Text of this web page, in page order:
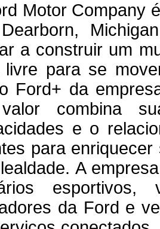
Motor Company
a construir um
livre para se
Ford+ da
combina
e o
para
A
da Ford e